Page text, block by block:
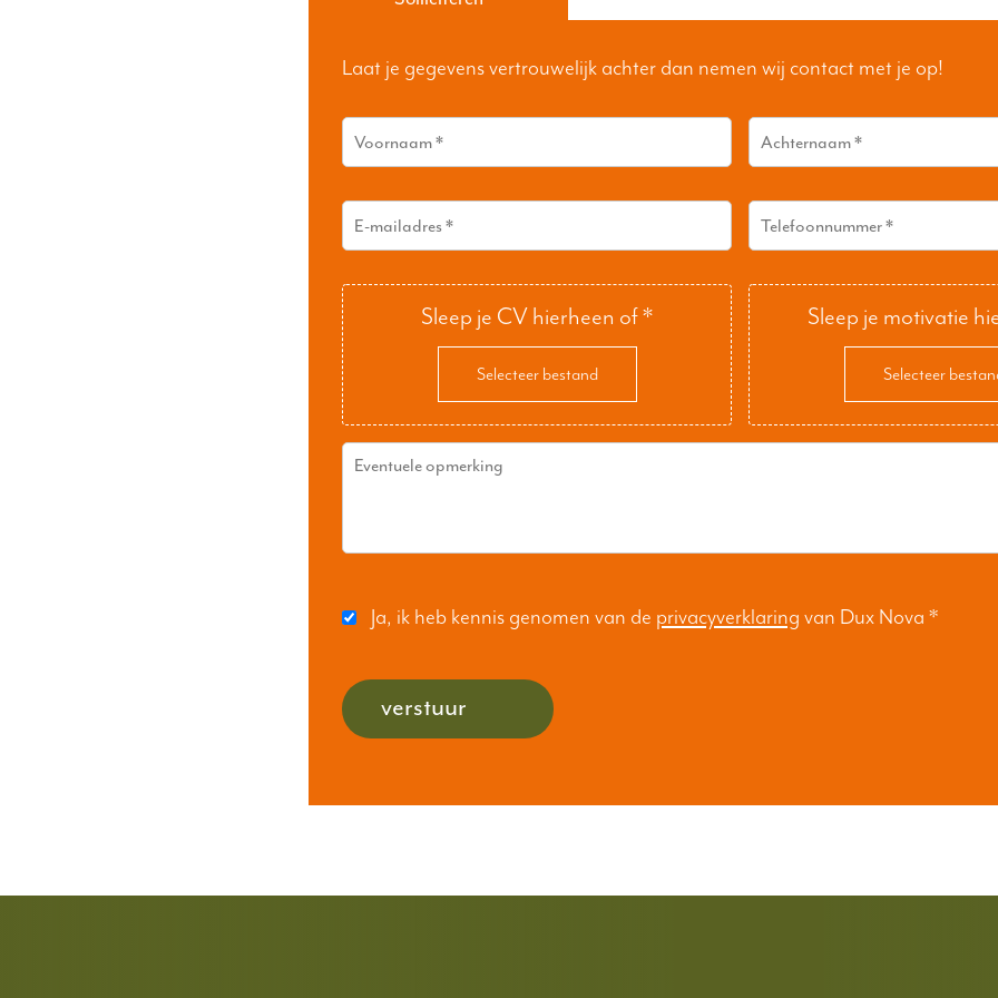
Laat je gegevens vertrouwelijk achter dan nemen wij contact met je op!
Sleep je CV hierheen of*
Selecteer bestand
Sleep je motivatie
Selecteer
Ja, ik heb kennis genomen van de privacyverklaring van Dux Nova *
verstuur